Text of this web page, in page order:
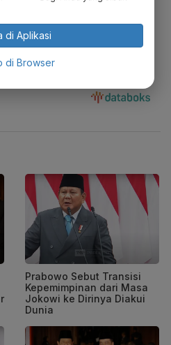
Prabowo Sebut Transisi
Kepemimpinan dari Masa
Jokowi ke Dirinya Diakui
Dunia
di Aplikasi
di Browser